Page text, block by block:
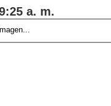
a. m.